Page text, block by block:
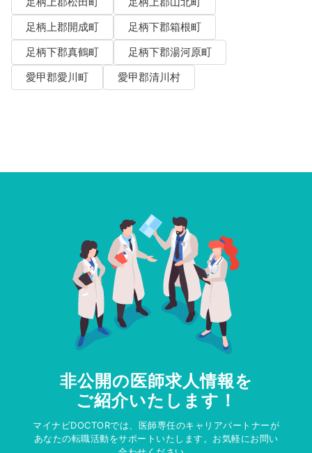
足柄上郡開成町
足柄下郡箱根町
足柄下郡真鶴町
足柄下郡湯河原町
愛甲郡愛川町
愛甲郡清川村
非公開の医師求人情報を
ご紹介いたします！
マイナビDOCTORでは、医師専任のキャリアパートナーが
あなたの転職活動をサポートいたします。お気軽にお問い